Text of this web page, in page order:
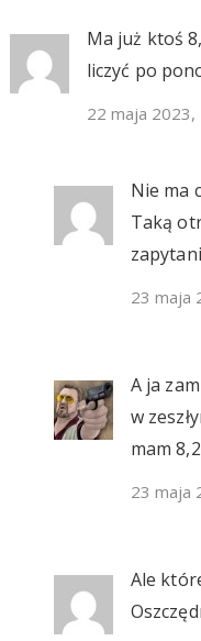
Ma już ktoś
liczyć po
22 maja 2023,
Nie ma
Taką
23 maja
A ja
w
mam
23 maja
Ale